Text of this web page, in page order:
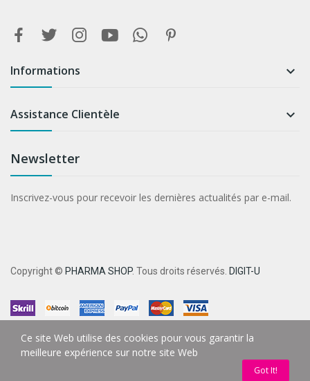
Informations 
Assistance Clientèle 
Newsletter
Inscrivez-vous pour recevoir les dernières actualités par e-mail.
Copyright © PHARMA SHOP. Tous droits réservés. DIGIT-U
Ce site Web utilise des cookies pour vous garantir la
meilleure expérience sur notre site Web
Got It!